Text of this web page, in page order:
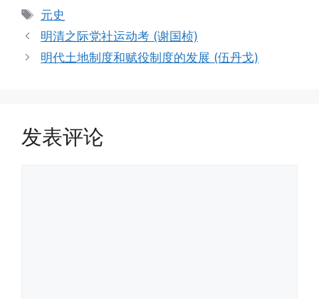
类
标
签
元史
明清之际党社运动考 (谢国桢)
明代土地制度和赋役制度的发展 (伍丹戈)
发表评论